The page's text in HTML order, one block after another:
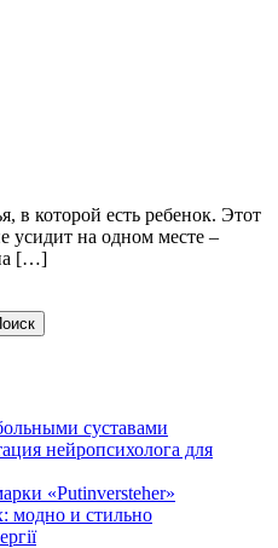
в которой есть ребенок. Этот
усидит на одном месте –
[…]
суставами
нейропсихолога для
«Putinversteher»
модно и стильно